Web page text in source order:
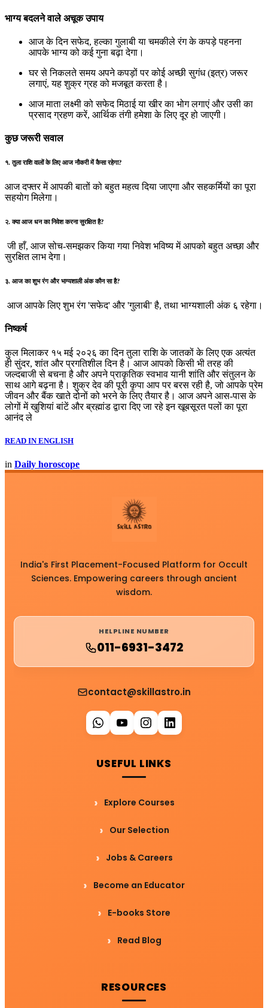
भाग्य बदलने वाले अचूक उपाय
आज के दिन सफेद, हल्का गुलाबी या चमकीले रंग के कपड़े पहनना
आपके भाग्य को कई गुना बढ़ा देगा।
घर से निकलते समय अपने कपड़ों पर कोई अच्छी सुगंध (इत्र) जरूर
लगाएं, यह शुक्र ग्रह को मजबूत करता है।
आज माता लक्ष्मी को सफेद मिठाई या खीर का भोग लगाएं और उसी का
प्रसाद ग्रहण करें, आर्थिक तंगी हमेशा के लिए दूर हो जाएगी।
कुछ जरूरी सवाल
१. तुला राशि वालों के लिए आज नौकरी में कैसा रहेगा?
आज दफ्तर में आपकी बातों को बहुत महत्व दिया जाएगा और सहकर्मियों का पूरा
सहयोग मिलेगा।
२. क्या आज धन का निवेश करना सुरक्षित है?
जी हाँ, आज सोच-समझकर किया गया निवेश भविष्य में आपको बहुत अच्छा और
सुरक्षित लाभ देगा।
३. आज का शुभ रंग और भाग्यशाली अंक कौन सा है?
आज आपके लिए शुभ रंग 'सफेद' और 'गुलाबी' है, तथा भाग्यशाली अंक ६ रहेगा।
निष्कर्ष
कुल मिलाकर १५ मई २०२६ का दिन तुला राशि के जातकों के लिए एक अत्यंत
ही सुंदर, शांत और प्रगतिशील दिन है। आज आपको किसी भी तरह की
जल्दबाजी से बचना है और अपने प्राकृतिक स्वभाव यानी शांति और संतुलन के
साथ आगे बढ़ना है। शुक्र देव की पूरी कृपा आप पर बरस रही है, जो आपके प्रेम
जीवन और बैंक खाते दोनों को भरने के लिए तैयार है। आज अपने आस-पास के
लोगों में खुशियां बांटें और ब्रह्मांड द्वारा दिए जा रहे इन खूबसूरत पलों का पूरा
आनंद ले
READ IN ENGLISH
in Daily horoscope
India's First Placement-Focused Platform for Occult
Sciences. Empowering careers through ancient
wisdom.
HELPLINE NUMBER
011-6931-3472
contact@skillastro.in
USEFUL LINKS
Explore Courses
Our Selection
Jobs & Careers
Become an Educator
E-books Store
Read Blog
RESOURCES